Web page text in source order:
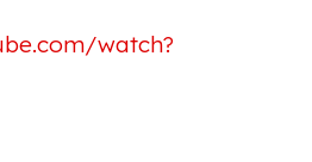
watch?